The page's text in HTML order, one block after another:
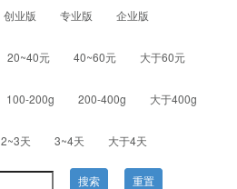
创业版 专业版 企业版
20~40元 40~60元 大于60元
100-200g 200-400g 大于400g
2~3天 3~4天 大于4天
搜索 重置